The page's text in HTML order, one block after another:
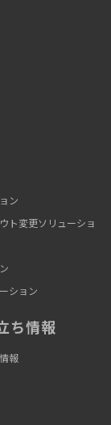
ン
ト変更ソリューショ
ション
ち情報
報